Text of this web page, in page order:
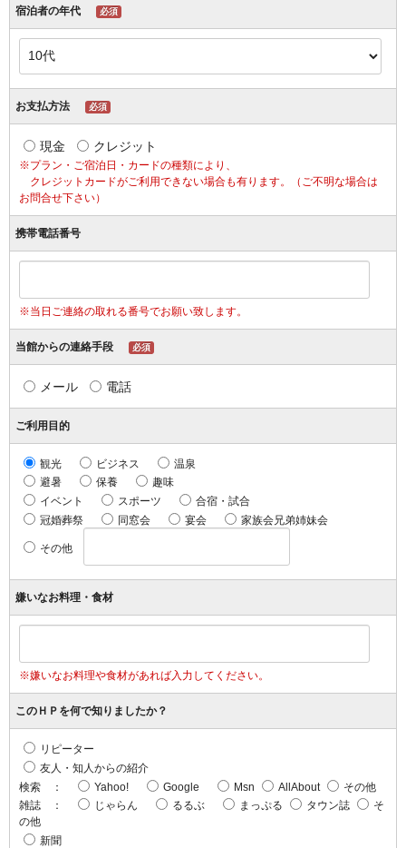
宿泊者の年代 必須
お支払方法 必須
現金 クレジット
※プラン・ご宿泊日・カードの種類により、
クレジットカードがご利用できない場合も有ります。（ご不明な場合は
お問合せ下さい）
携帯電話番号
※当日ご連絡の取れる番号でお願い致します。
当館からの連絡手段 必須
メール 電話
ご利用目的
観光 ビジネス
温泉
避暑
保養
趣味
イベント
スポーツ
合宿・試合
冠婚葬祭
同窓会 宴会 家族会兄弟姉妹会
その他
嫌いなお料理・食材
※嫌いなお料理や食材があれば入力してください。
このＨＰを何で知りましたか？
リピーター
友人・知人からの紹介
検索 ：
Yahoo! Google Msn AllAbout
その他
雑誌 ：
じゃらん るるぶ まっぷる タウン誌
そ
の他
新聞